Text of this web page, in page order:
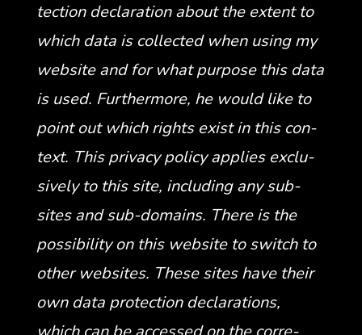
tec­tion dec­la­ra­tion about the extent to
which data is col­lect­ed when using my
web­site and for what pur­pose this data
is used. Fur­ther­more, he would like to
point out which rights exist in this con­
text. This pri­va­cy pol­i­cy applies exclu­
sive­ly to this site, includ­ing any sub-
sites and sub-domains. There is the
pos­si­bil­i­ty on this web­site to switch to
oth­er web­sites. These sites have their
own data pro­tec­tion dec­la­ra­tions,